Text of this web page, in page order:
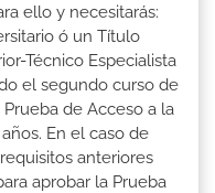
ello y necesitarás:
ó un Título
Técnico Especialista
el segundo curso de
de Acceso a la
En el caso de
anteriores
aprobar la Prueba